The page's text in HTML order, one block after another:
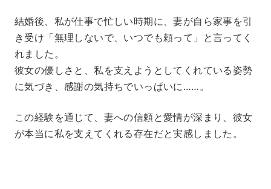
結婚後、私が仕事で忙しい時期に、妻が自ら家事を引
き受け「無理しないで、いつでも頼って」と言ってく
れました。
彼女の優しさと、私を支えようとしてくれている姿勢
に気づき、感謝の気持ちでいっぱいに……。
この経験を通じて、妻への信頼と愛情が深まり、彼女
が本当に私を支えてくれる存在だと実感しました。